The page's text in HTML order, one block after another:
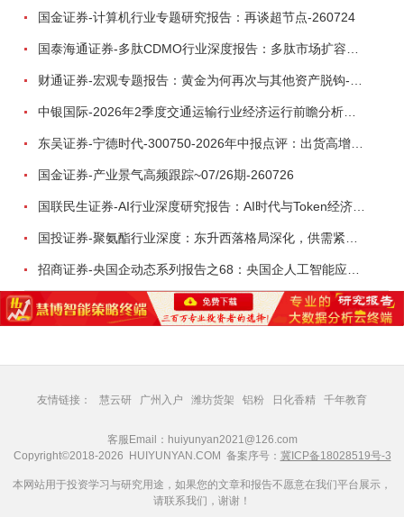
国金证券-计算机行业专题研究报告：再谈超节点-260724
中银国际-2026年2季度交通运输行业经济运行前瞻分析：地缘冲突致航运和航空景气度分化，交通基础设施板块总体呈现稳健特征-260724
东吴证券-宁德时代-300750-2026年中报点评：出货高增业绩稳健，回购彰显龙头信心-260726
国金证券-产业景气高频跟踪~07/26期-260726
国联民生证券-AI行业深度研究报告：AI时代与Token经济，从技术符号到数字石油-260801
友情链接： 慧云研 广州入户 潍坊货架 铝粉 日化香精 千年教育
客服Email：huiyunyan2021@126.com
Copyright©2018-2026 HUIYUNYAN.COM 备案序号： 冀ICP备18028519号-3
本网站用于投资学习与研究用途，如果您的文章和报告不愿意在我们平台展示，
请联系我们，谢谢！